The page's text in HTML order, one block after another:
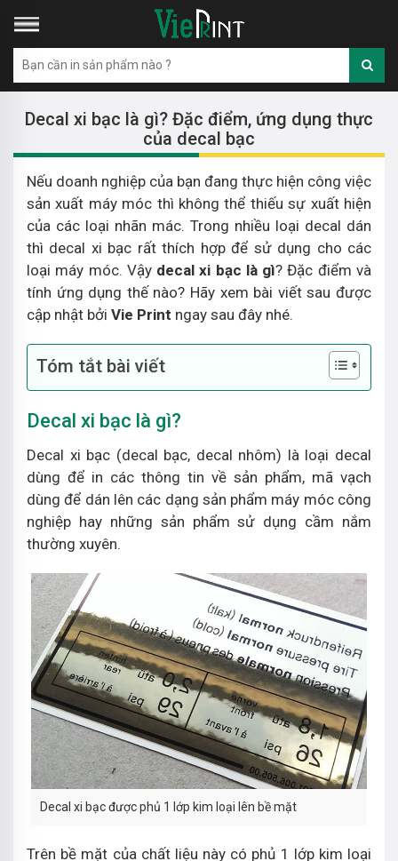
Decal xi bạc là gì? Đặc điểm, ứng dụng thực
của decal bạc
Nếu doanh nghiệp của bạn đang thực hiện công việc
sản xuất máy móc thì không thể thiếu sự xuất hiện
của các loại nhãn mác. Trong nhiều loại decal dán
thì decal xi bạc rất thích hợp để sử dụng cho các
loại máy móc. Vậy decal xi bạc là gì? Đặc điểm và
tính ứng dụng thế nào? Hãy xem bài viết sau được
cập nhật bởi Vie Print ngay sau đây nhé.
Tóm tắt bài viết
Decal xi bạc là gì?
Decal xi bạc (decal bạc, decal nhôm) là loại decal
dùng để in các thông tin về sản phẩm, mã vạch
dùng để dán lên các dạng sản phẩm máy móc công
nghiệp hay những sản phẩm sử dụng cầm nắm
thường xuyên.
Decal xi bạc được phủ 1 lớp kim loại lên bề mặt
Trên bề mặt của chất liệu này có phủ 1 lớp kim loại